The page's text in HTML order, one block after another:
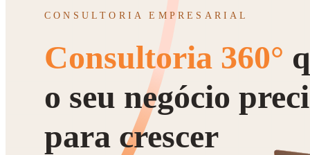
CONSULTORIA EMPRESARIAL
Consultoria 360°
o seu negócio
para crescer